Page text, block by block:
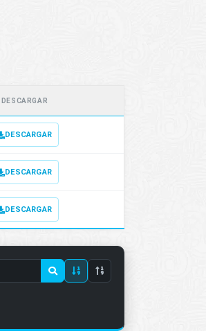
DESCARGAR
DESCARGAR
DESCARGAR
DESCARGAR